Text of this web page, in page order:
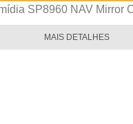
SP8960 NAV Mirror
MAIS DETALHES